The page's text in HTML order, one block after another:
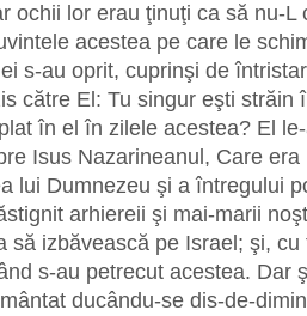
ochii lor erau ţinuţi ca să nu-L
acestea pe care le
s-au oprit, cuprinşi de
către El: Tu singur eşti străin
în el în zilele acestea? El
Isus Nazarineanul, Care
lui Dumnezeu şi a întregului
arhiereii şi mai-marii
să izbăvească pe Israel; şi,
s-au petrecut acestea. Dar
ducându-se dis-de-